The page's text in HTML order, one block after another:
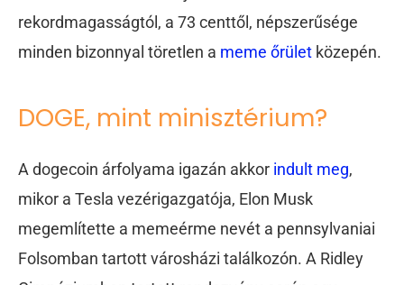
rekordmagasságtól, a 73 centtől, népszerűsége
minden bizonnyal töretlen a meme őrület közepén.
DOGE, mint minisztérium?
A dogecoin árfolyama igazán akkor indult meg,
mikor a Tesla vezérigazgatója, Elon Musk
megemlítette a memeérme nevét a pennsylvaniai
Folsomban tartott városházi találkozón. A Ridley